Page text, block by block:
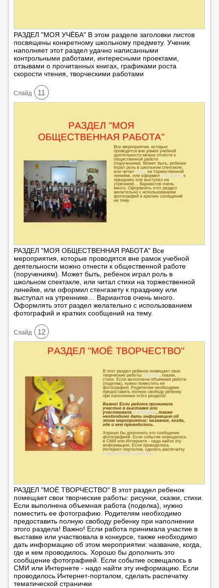
РАЗДЕЛ "МОЯ УЧЁБА" В этом разделе заголовки листов
посвящены конкретному школьному предмету. Ученик
наполняет этот раздел удачно написанными
контрольными работами, интересными проектами,
отзывами о прочитанных книгах, графиками роста
скорости чтения, творческими работами
Cлайд 11
РАЗДЕЛ "МОЯ ОБЩЕСТВЕННАЯ РАБОТА" Все
мероприятия, которые проводятся вне рамок учебной
деятельности можно отнести к общественной работе
(поручениям). Может быть, ребенок играл роль в
школьном спектакле, или читал стихи на торжественной
линейке, или оформил стенгазету к празднику или
выступал на утреннике… Вариантов очень много.
Оформлять этот раздел желательно с использованием
фотографий и кратких сообщений на тему.
Cлайд 12
РАЗДЕЛ "МОЁ ТВОРЧЕСТВО" В этот раздел ребенок
помещает свои творческие работы: рисунки, сказки, стихи.
Если выполнена объемная работа (поделка), нужно
поместить ее фотографию. Родителям необходимо
предоставить полную свободу ребенку при наполнении
этого раздела! Важно! Если работа принимала участие в
выставке или участвовала в конкурсе, также необходимо
дать информацию об этом мероприятии: название, когда,
где и кем проводилось. Хорошо бы дополнить это
сообщение фотографией. Если событие освещалось в
СМИ или Интернете - надо найти эту информацию. Если
проводилось Интернет-порталом, сделать распечатку
тематической странички